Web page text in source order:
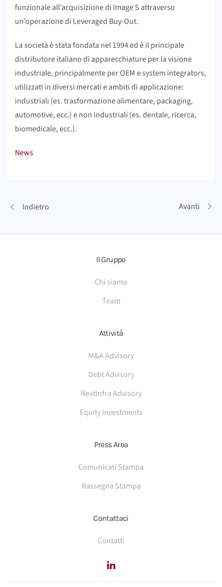
funzionale all’acquisizione di Image S attraverso
un’operazione di Leveraged Buy-Out.
La società è stata fondata nel 1994 ed è il principale
distributore italiano di apparecchiature per la visione
industriale, principalmente per OEM e system integrators,
utilizzati in diversi mercati e ambiti di applicazione:
industriali (es. trasformazione alimentare, packaging,
automotive, ecc.) e non industriali (es. dentale, ricerca,
biomedicale, ecc.).
News
Indietro Avanti
Il Gruppo
Chi siamo
Team
Attività
M&A Advisory
Debt Advisory
NextInfra Advisory
Equity Investments
Press Area
Comunicati Stampa
Rassegna Stampa
Contattaci
Contatti